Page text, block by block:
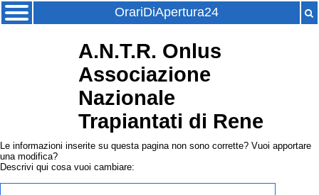
OrariDiApertura24
A.N.T.R. Onlus
Associazione
Nazionale
Trapiantati di Rene
Le informazioni inserite su questa pagina non sono corrette? Vuoi apportare
una modifica?
Descrivi qui cosa vuoi cambiare: